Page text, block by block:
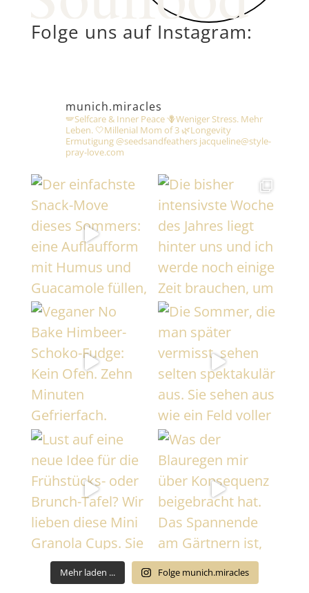
Folge uns auf Instagram:
munich.miracles
🪽Selfcare & Inner Peace🪻Weniger Stress. Mehr
Leben.🤍Millenial Mom of 3 🌿Longevity
Ermutigung @seedsandfeathers jacqueline@style-
pray-love.com
Mehr laden ... Folge munich.miracles